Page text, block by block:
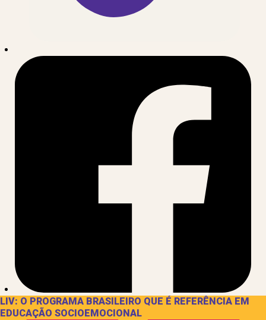
LIV: O PROGRAMA BRASILEIRO QUE É REFERÊNCIA EM
EDUCAÇÃO SOCIOEMOCIONAL